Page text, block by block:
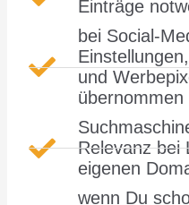
Einträge
bei Social-
und
übernommen
Relevanz bei
eigenen
wenn Du